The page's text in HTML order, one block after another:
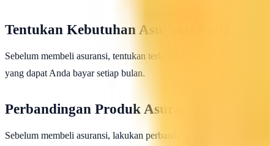
Tentukan Kebutuhan Asuransi Anda
Sebelum membeli asuransi, tentukan terlebih dahulu kebutuhan
yang dapat Anda bayar setiap bulan.
Perbandingan Produk Asuransi
Sebelum membeli asuransi, lakukan perbandingan produk asuransi